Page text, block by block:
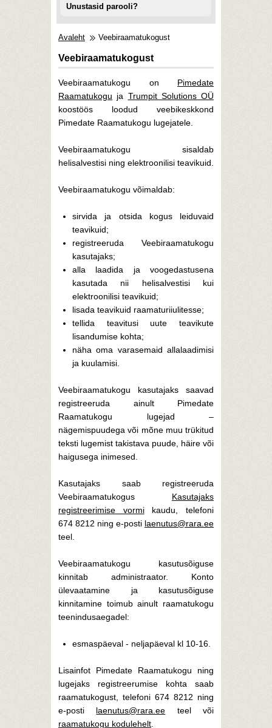
Unustasid parooli?
Avaleht Veebiraamatukogust
Veebiraamatukogust
Veebiraamatukogu on Pimedate
Raamatukogu ja Trumpit Solutions OÜ
koostöös loodud veebikeskkond
Pimedate Raamatukogu lugejatele.
Veebiraamatukogu sisaldab
helisalvestisi ning elektroonilisi teavikuid.
Veebiraamatukogu võimaldab:
sirvida ja otsida kogus leiduvaid
teavikuid;
registreeruda Veebiraamatukogu
kasutajaks;
alla laadida ja voogedastusena
kasutada nii helisalvestisi kui
elektroonilisi teavikuid;
lisada teavikuid raamaturiiulitesse;
tellida teavitusi uute teavikute
lisandumise kohta;
näha oma varasemaid allalaadimisi
ja kuulamisi.
Veebiraamatukogu kasutajaks saavad
registreeruda ainult Pimedate
Raamatukogu lugejad –
nägemispuudega või mõne muu trükitud
teksti lugemist takistava puude, häire või
haigusega inimesed.
Kasutajaks saab registreeruda
Veebiraamatukogus Kasutajaks
registreerimise vormikaudu, telefoni
674 8212 ning e-posti laenutus@rara.ee
teel.
Veebiraamatukogu kasutusõiguse
kinnitab administraator. Konto
ülevaatamine ja kasutusõiguse
kinnitamine toimub ainult raamatukogu
teenindusaegadel:
esmaspäeval - neljapäeval kl 10-16.
Lisainfot Pimedate Raamatukogu ning
lugejaks registreerumise kohta saab
raamatukogust, telefoni 674 8212 ning
e-posti laenutus@rara.ee teel või
raamatukogu kodulehelt